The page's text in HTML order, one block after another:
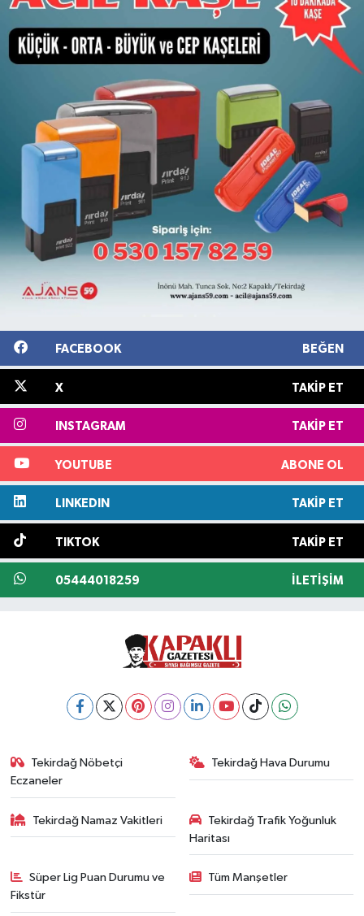
FACEBOOK BEĞEN
X TAKIP ET
INSTAGRAM TAKIP ET
YOUTUBE ABONE OL
LINKEDIN TAKIP ET
TIKTOK TAKIP ET
05444018259 İLETIŞIM
Tekirdağ Nöbetçi
Eczaneler
Tekirdağ Hava Durumu
Tekirdağ Namaz Vakitleri
Tekirdağ Trafik Yoğunluk
Haritası
Süper Lig Puan Durumu ve
Fikstür
Tüm Manşetler